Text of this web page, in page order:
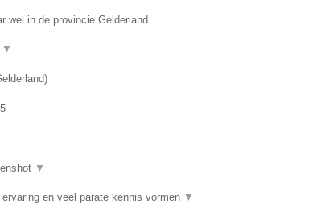
wel in de provincie Gelderland.
▼
)
▼
en veel parate kennis vormen ▼